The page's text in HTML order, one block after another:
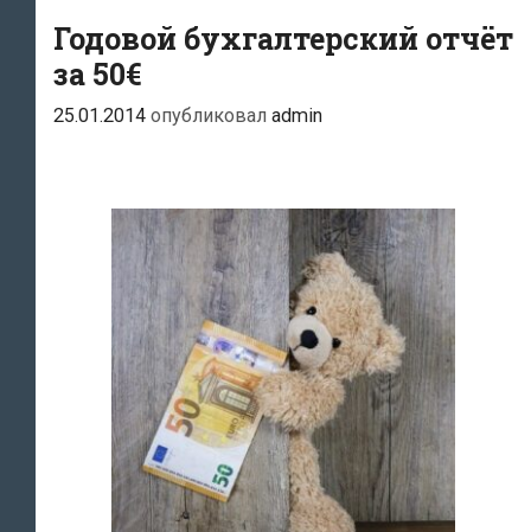
Годовой бухгалтерский отчёт
за 50€
25.01.2014 опубликовал admin